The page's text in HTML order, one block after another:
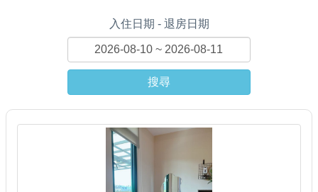
入住日期 - 退房日期
搜尋